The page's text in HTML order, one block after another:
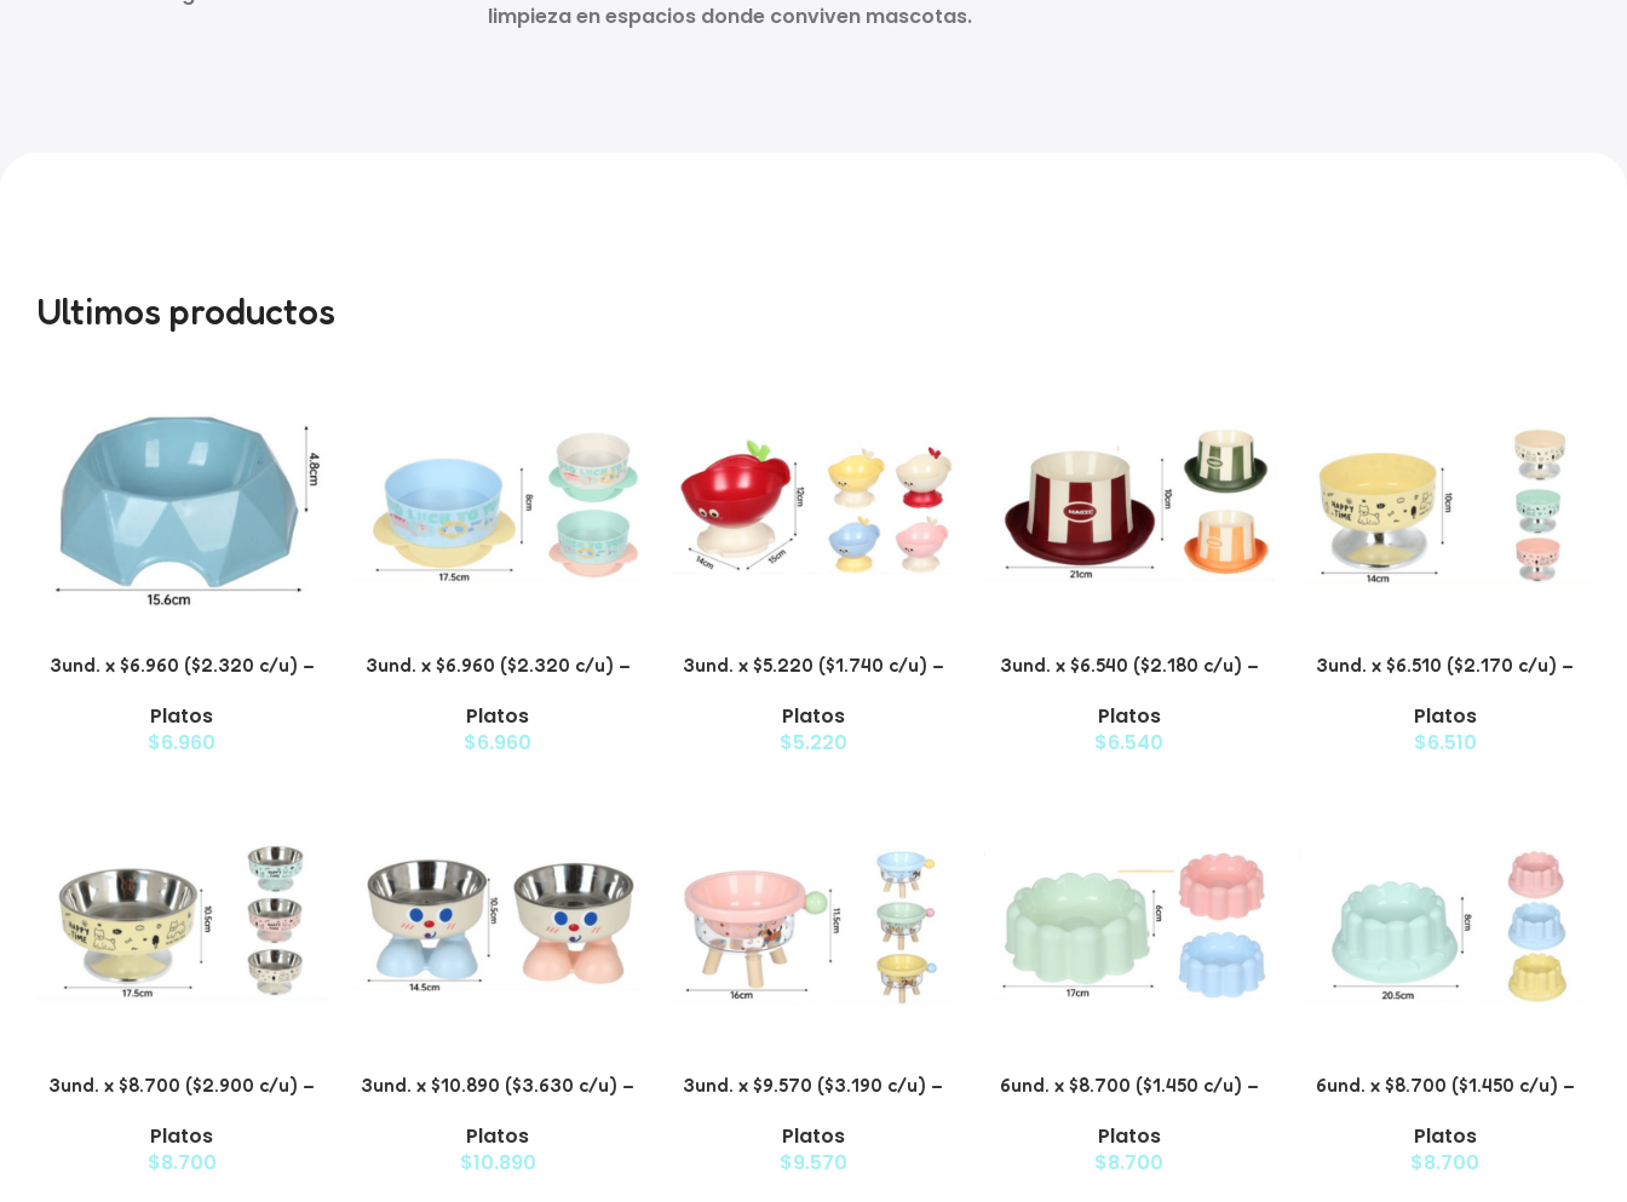
limpieza en espacios donde conviven mascotas.
Ultimos productos
3und. x $6.960 ($2.320 c/u) –
Diamante
Platos
$6.960
3und. x $6.960 ($2.320 c/u) –
Platos
$6.960
3und. x $5.220 ($1.740 c/u) –
Diseño Manzana
Platos
$5.220
3und. x $6.540 ($2.180 c/u) –
Mascotas
Platos
$6.540
3und. x $6.510 ($2.170 c/u) –
Platos
$6.510
3und. x $8.700 ($2.900 c/u) –
Mascotas
Platos
$8.700
3und. x $10.890 ($3.630 c/u) –
Mascotas
Platos
$10.890
3und. x $9.570 ($3.190 c/u) –
Platos
$9.570
6und. x $8.700 ($1.450 c/u) –
Platos
$8.700
6und. x $8.700 ($1.450 c/u) –
Floral
Platos
$8.700